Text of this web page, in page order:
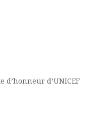
d’honneur d’UNICEF